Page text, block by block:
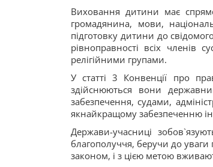
Виховання дитини має
громадянина, мови,
підготовку дитини до
рівноправності всіх членів
релігійними групами.
У статті 3 Конвенції про
здійснюються вони
забезпечення, судами,
якнайкращому забезпеченню
Держави-учасниці
благополуччя, беручи до уваги
законом, і з цією метою